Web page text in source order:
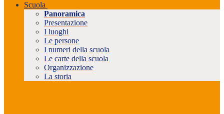
Scuola
Panoramica
Presentazione
I luoghi
Le persone
I numeri della scuola
Le carte della scuola
Organizzazione
La storia